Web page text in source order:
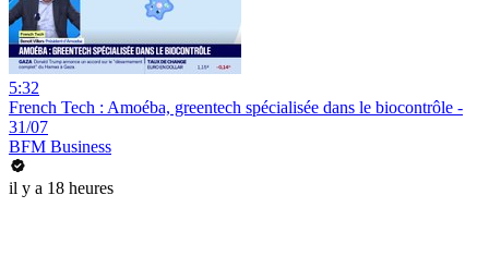
5:32
French Tech : Amoéba, greentech spécialisée dans le biocontrôle -
31/07
BFM Business
il y a 18 heures